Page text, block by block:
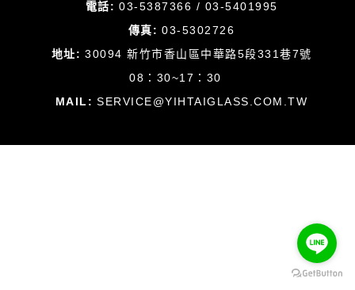
電話: 03-5387366 / 03-5401995
傳真: 03-5302726
地址: 30094 新竹市香山區中華路5段331巷7號
08：30~17：30
MAIL: SERVICE@YIHTAIGLASS.COM.TW